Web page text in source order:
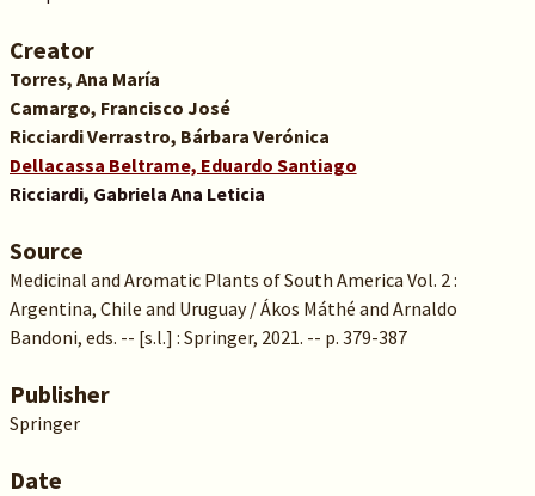
Creator
Torres, Ana María
Camargo, Francisco José
Ricciardi Verrastro, Bárbara Verónica
Dellacassa Beltrame, Eduardo Santiago
Ricciardi, Gabriela Ana Leticia
Source
Medicinal and Aromatic Plants of South America Vol. 2 :
Argentina, Chile and Uruguay / Ákos Máthé and Arnaldo
Bandoni, eds. -- [s.l.] : Springer, 2021. -- p. 379-387
Publisher
Springer
Date